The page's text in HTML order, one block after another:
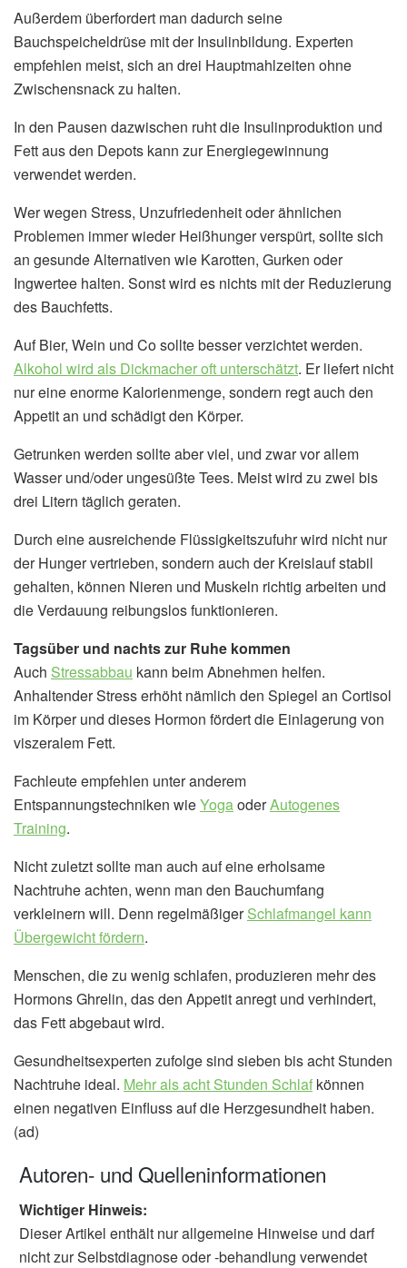
Außerdem überfordert man dadurch seine
Bauchspeicheldrüse mit der Insulinbildung. Experten
empfehlen meist, sich an drei Hauptmahlzeiten ohne
Zwischensnack zu halten.
In den Pausen dazwischen ruht die Insulinproduktion und
Fett aus den Depots kann zur Energiegewinnung
verwendet werden.
Wer wegen Stress, Unzufriedenheit oder ähnlichen
Problemen immer wieder Heißhunger verspürt, sollte sich
an gesunde Alternativen wie Karotten, Gurken oder
Ingwertee halten. Sonst wird es nichts mit der Reduzierung
des Bauchfetts.
Auf Bier, Wein und Co sollte besser verzichtet werden.
Alkohol wird als Dickmacher oft unterschätzt. Er liefert nicht
nur eine enorme Kalorienmenge, sondern regt auch den
Appetit an und schädigt den Körper.
Getrunken werden sollte aber viel, und zwar vor allem
Wasser und/oder ungesüßte Tees. Meist wird zu zwei bis
drei Litern täglich geraten.
Durch eine ausreichende Flüssigkeitszufuhr wird nicht nur
der Hunger vertrieben, sondern auch der Kreislauf stabil
gehalten, können Nieren und Muskeln richtig arbeiten und
die Verdauung reibungslos funktionieren.
Tagsüber und nachts zur Ruhe kommen
Auch Stressabbau kann beim Abnehmen helfen.
Anhaltender Stress erhöht nämlich den Spiegel an Cortisol
im Körper und dieses Hormon fördert die Einlagerung von
viszeralem Fett.
Fachleute empfehlen unter anderem
Entspannungstechniken wieYogaoderAutogenes
Training.
Nicht zuletzt sollte man auch auf eine erholsame
Nachtruhe achten, wenn man den Bauchumfang
verkleinern will. Denn regelmäßigerSchlafmangel kann
Übergewicht fördern.
Menschen, die zu wenig schlafen, produzieren mehr des
Hormons Ghrelin, das den Appetit anregt und verhindert,
das Fett abgebaut wird.
Gesundheitsexperten zufolge sind sieben bis acht Stunden
Nachtruhe ideal. Mehr als acht Stunden Schlaf können
einen negativen Einfluss auf die Herzgesundheit haben.
(ad)
Autoren- und Quelleninformationen
Wichtiger Hinweis:
Dieser Artikel enthält nur allgemeine Hinweise und darf
nicht zur Selbstdiagnose oder -behandlung verwendet